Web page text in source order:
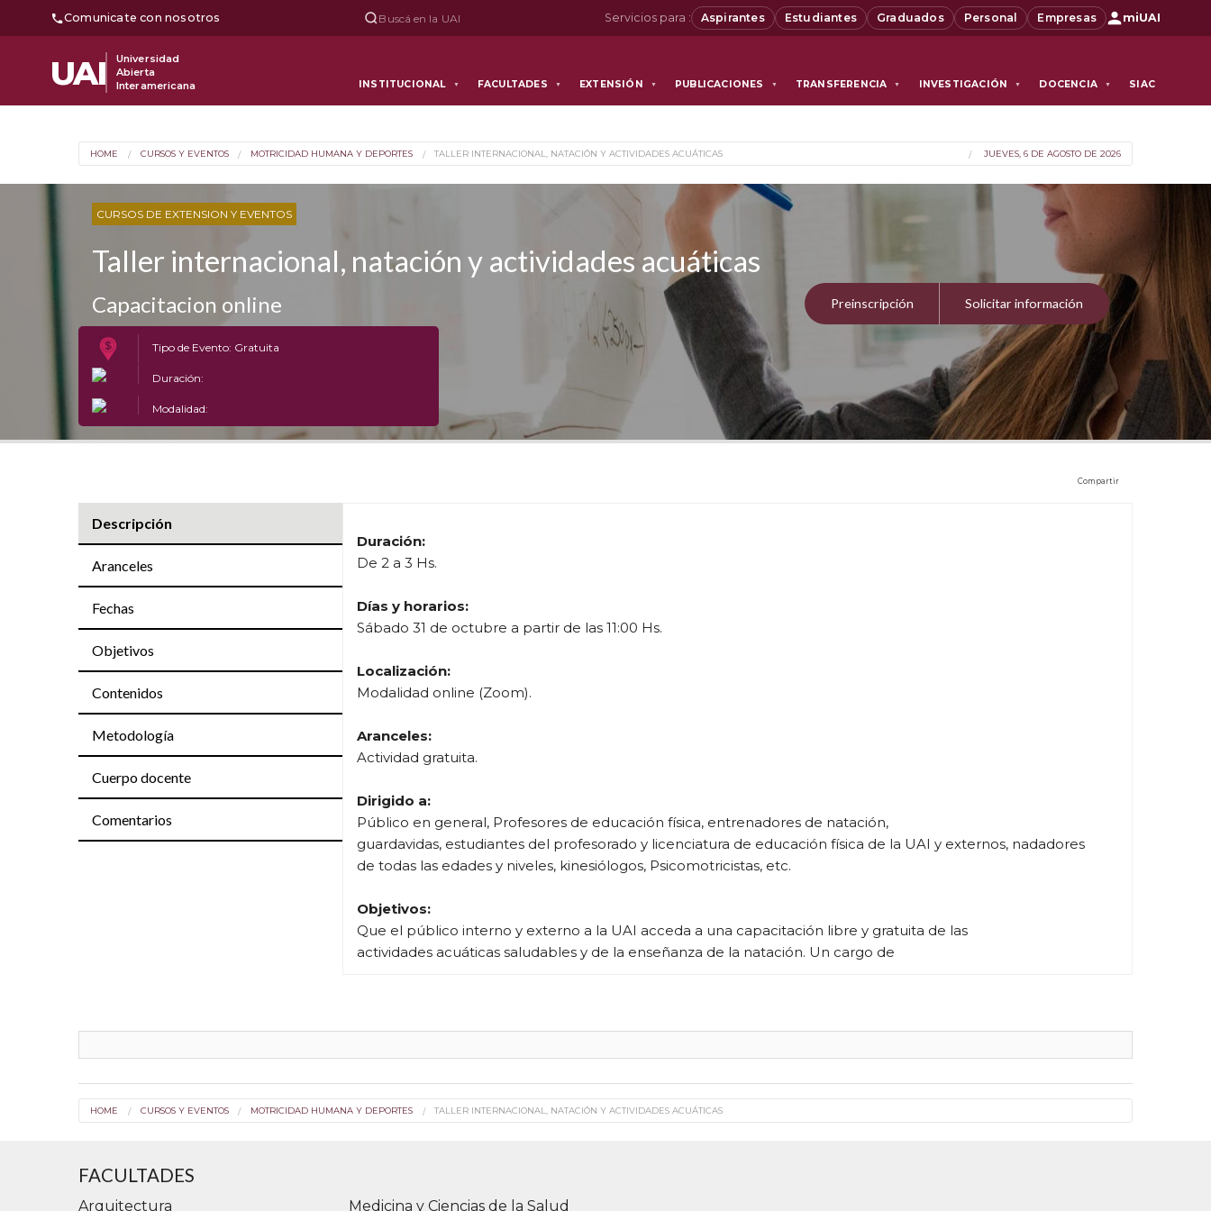
Comunicate con nosotros Buscá en la UAI Servicios para : Aspirantes Estudiantes Graduados Personal Empresas miUAI
UAI
Universidad
Abierta
Interamericana
INSTITUCIONAL ▼ FACULTADES ▼ EXTENSIÓN ▼ PUBLICACIONES ▼ TRANSFERENCIA ▼ INVESTIGACIÓN ▼ DOCENCIA ▼ SIAC
HOME CURSOS Y EVENTOS MOTRICIDAD HUMANA Y DEPORTES TALLER INTERNACIONAL, NATACIÓN Y ACTIVIDADES ACUÁTICAS JUEVES, 6 DE AGOSTO DE 2026
CURSOS DE EXTENSION Y EVENTOS
Taller internacional, natación y actividades acuáticas
Capacitacion online
Tipo de Evento: Gratuita
Duración:
Modalidad:
Preinscripción Solicitar información
Compartir
Descripción
Aranceles
Fechas
Objetivos
Contenidos
Metodología
Cuerpo docente
Comentarios
Duración:
De 2 a 3 Hs.
Días y horarios:
Sábado 31 de octubre a partir de las 11:00 Hs.
Localización:
Modalidad online (Zoom).
Aranceles:
Actividad gratuita.
Dirigido a:
Público en general, Profesores de educación física, entrenadores de natación,
guardavidas, estudiantes del profesorado y licenciatura de educación física de la UAI y externos, nadadores
de todas las edades y niveles, kinesiólogos, Psicomotricistas, etc.
Objetivos:
Que el público interno y externo a la UAI acceda a una capacitación libre y gratuita de las
actividades acuáticas saludables y de la enseñanza de la natación. Un cargo de
Coordinador y moderador:
Mg. Adrian Petrini: Docente UAI, Profesor Universitario, Licenciado en Educación Física y Deporte, Licenciado
en Gestión Educativa, Maestría en deporte.
HOME CURSOS Y EVENTOS MOTRICIDAD HUMANA Y DEPORTES TALLER INTERNACIONAL, NATACIÓN Y ACTIVIDADES ACUÁTICAS
FACULTADES
Arquitectura
Medicina y Ciencias de la Salud